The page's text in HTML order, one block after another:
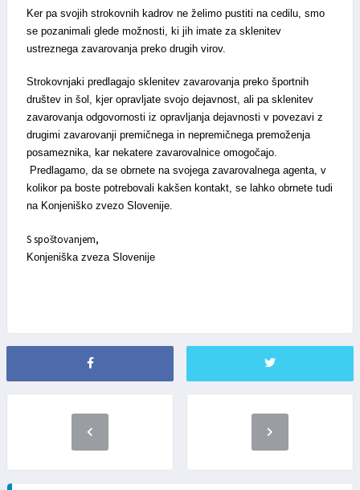
Ker pa svojih strokovnih kadrov ne želimo pustiti na cedilu, smo
se pozanimali glede možnosti, ki jih imate za sklenitev
ustreznega zavarovanja preko drugih virov.
Strokovnjaki predlagajo sklenitev zavarovanja preko športnih
društev in šol, kjer opravljate svojo dejavnost, ali pa sklenitev
zavarovanja odgovornosti iz opravljanja dejavnosti v povezavi z
drugimi zavarovanji premičnega in nepremičnega premoženja
posameznika, kar nekatere zavarovalnice omogočajo.
Predlagamo, da se obrnete na svojega zavarovalnega agenta, v
kolikor pa boste potrebovali kakšen kontakt, se lahko obrnete tudi
na Konjeniško zvezo Slovenije.
S spoštovanjem,
Konjeniška zveza Slovenije